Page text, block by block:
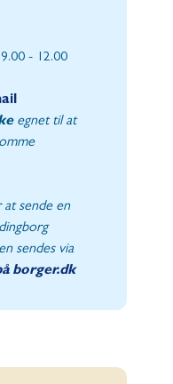
- 12.00
egnet til at
sende en
sendes via
borger.dk